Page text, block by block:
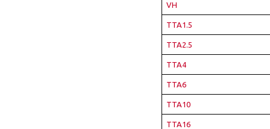
VH
TTA1.5
TTA2.5
TTA4
TTA6
TTA10
TTA16